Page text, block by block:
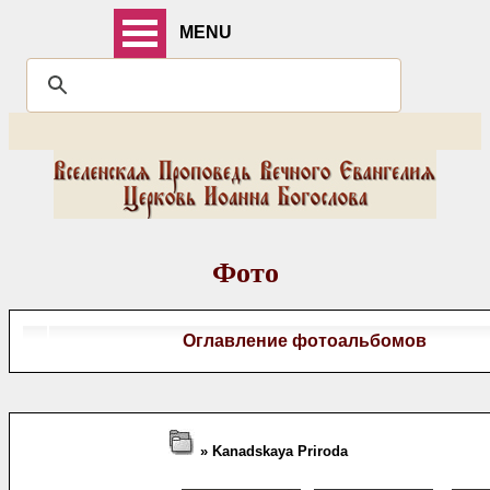
MENU
Фото
Оглавление фотоальбомов
» Kanadskaya Priroda